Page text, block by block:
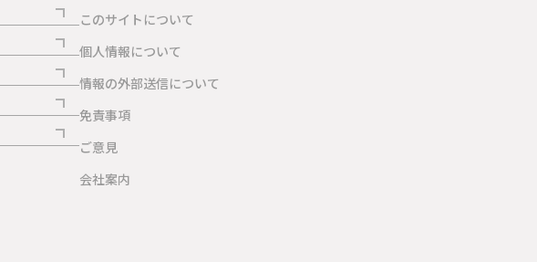
このサイトについて
個人情報について
情報の外部送信について
免責事項
ご意見
会社案内